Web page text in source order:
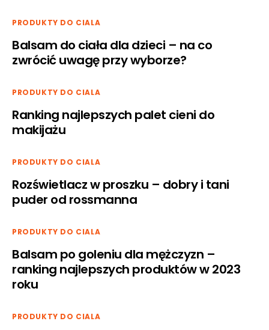
PRODUKTY DO CIALA
Balsam do ciała dla dzieci – na co
zwrócić uwagę przy wyborze?
PRODUKTY DO CIALA
Ranking najlepszych palet cieni do
makijażu
PRODUKTY DO CIALA
Rozświetlacz w proszku – dobry i tani
puder od rossmanna
PRODUKTY DO CIALA
Balsam po goleniu dla mężczyzn –
ranking najlepszych produktów w 2023
roku
PRODUKTY DO CIALA